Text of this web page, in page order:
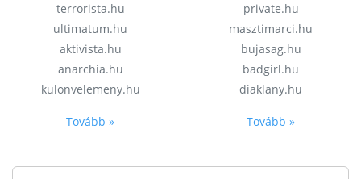
terrorista.hu
ultimatum.hu
aktivista.hu
anarchia.hu
kulonvelemeny.hu
Tovább »
private.hu
masztimarci.hu
bujasag.hu
badgirl.hu
diaklany.hu
Tovább »